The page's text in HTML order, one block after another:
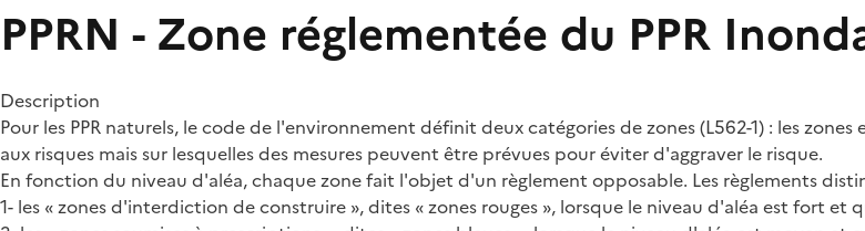
PPRN - Zone réglementée du PPR
Description
Pour les PPR naturels, le code de l'environnement définit deux catégories de zones (L562-1) : les
aux risques mais sur lesquelles des mesures peuvent être prévues pour éviter d'aggraver le risque.
En fonction du niveau d'aléa, chaque zone fait l'objet d'un règlement opposable. Les règlements
1- les « zones d'interdiction de construire », dites « zones rouges », lorsque le niveau d'aléa est fort